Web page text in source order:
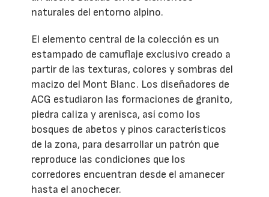
naturales del entorno alpino.
El elemento central de la colección es un
estampado de camuflaje exclusivo creado a
partir de las texturas, colores y sombras del
macizo del Mont Blanc. Los diseñadores de
ACG estudiaron las formaciones de granito,
piedra caliza y arenisca, así como los
bosques de abetos y pinos característicos
de la zona, para desarrollar un patrón que
reproduce las condiciones que los
corredores encuentran desde el amanecer
hasta el anochecer.